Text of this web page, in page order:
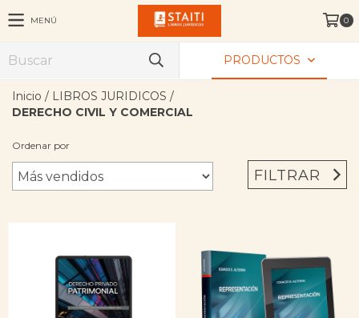
MENÚ 0
PRODUCTOS
Inicio / LIBROS JURIDICOS /
DERECHO CIVIL Y COMERCIAL
Ordenar por
FILTRAR